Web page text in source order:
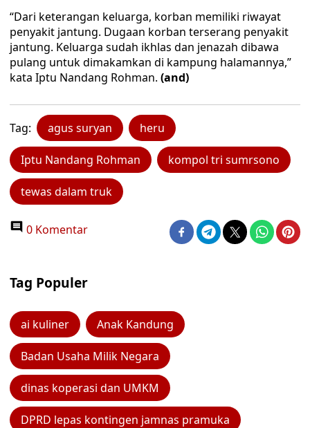
“Dari keterangan keluarga, korban memiliki riwayat
penyakit jantung. Dugaan korban terserang penyakit
jantung. Keluarga sudah ikhlas dan jenazah dibawa
pulang untuk dimakamkan di kampung halamannya,”
kata Iptu Nandang Rohman. (and)
Tag: agus suryan heru
Iptu Nandang Rohman kompol tri sumrsono
tewas dalam truk
0 Komentar
Tag Populer
ai kuliner Anak Kandung
Badan Usaha Milik Negara
dinas koperasi dan UMKM
DPRD lepas kontingen jamnas pramuka